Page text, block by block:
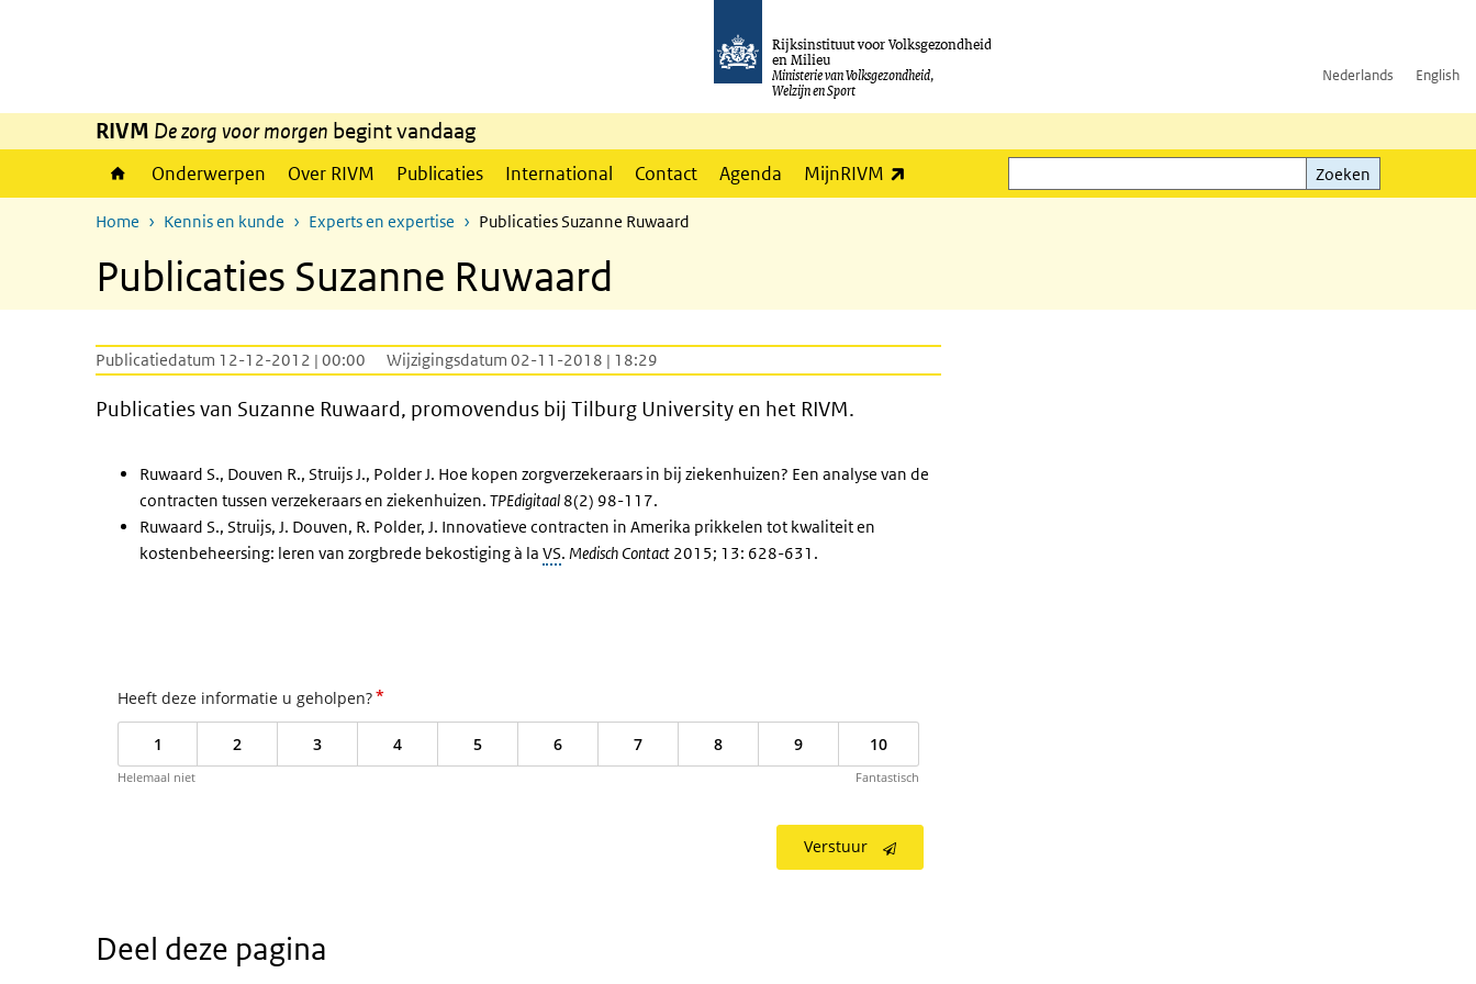
Rijksinstituut voor Volksgezondheid
en Milieu
Ministerie van Volksgezondheid,
Welzijn en Sport
Nederlands English
RIVM De zorg voor morgen begint vandaag
Onderwerpen Over RIVM Publicaties International Contact Agenda MijnRIVM
Zoeken
Zoeken
Home Kennis en kunde Experts en expertise Publicaties Suzanne Ruwaard
Publicaties Suzanne Ruwaard
Publicatiedatum 12-12-2012 | 00:00 Wijzigingsdatum 02-11-2018 | 18:29
Publicaties van Suzanne Ruwaard, promovendus bij Tilburg University en het RIVM.
Ruwaard S., Douven R., Struijs J., Polder J. Hoe kopen zorgverzekeraars in bij ziekenhuizen? Een analyse van de
contracten tussen verzekeraars en ziekenhuizen. TPEdigitaal 8(2) 98-117.
Ruwaard S., Struijs, J. Douven, R. Polder, J. Innovatieve contracten in Amerika prikkelen tot kwaliteit en
kostenbeheersing: leren van zorgbrede bekostiging à la VS. Medisch Contact 2015; 13: 628-631.
Heeft deze informatie u geholpen?*
1 2 3 4 5 6 7 8 9 10
Helemaal niet Fantastisch
Verstuur
Deel deze pagina